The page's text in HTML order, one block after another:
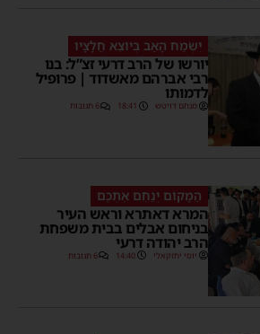
יִשְׂמַח הָאַב בְּיוֹצֵא חֲלָצָיו
יורשו של הרב דרעי זצ”ל: בנו
רבי אברהם מאשדוד | פרופיל
לדמותו
מנחם דויטש 18:41 6 תגובות
הַמָּקוֹם יְנַחֵם אֶתְכֶם
המרא דאתרא וראש העיר
בניחום אבלים בבית משפחת
הרב יהודה דרעי
יוסי יחזקאלי 14:40 6 תגובות